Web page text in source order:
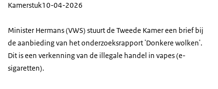
Kamerstuk10-04-2026
Minister Hermans (VWS) stuurt de Tweede Kamer een brief bij
de aanbieding van het onderzoeksrapport 'Donkere wolken'.
Dit is een verkenning van de illegale handel in vapes (e-
sigaretten).